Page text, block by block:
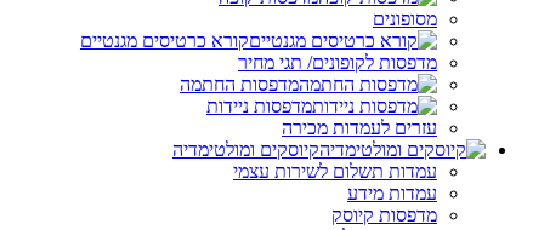
מסופונים
קורא כרטיסים מגנטיים
מדפסות לקופונים/ תגי מחיר
מדפסות החתמה
מדפסות ניידות
עזרים לעמדות מכירה
קיוסקים ומולטימדיה
עמדות תשלום לשירות עצמי
עמדות מידע
מדפסות קיוסק